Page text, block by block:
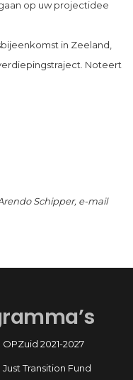
op uw projectidee
in Zeeland,
Noteert
Schipper, e-mail
OPZuid 2021-2027
Just Transition Fund